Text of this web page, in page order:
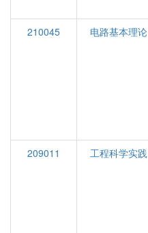
210045
电路基本理论
209011
工程科学实践